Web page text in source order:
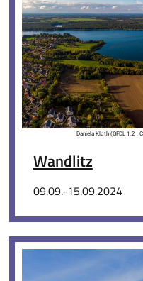
Daniela Kloth (GFDL 1.2 ,
Wandlitz
09.09.-15.09.2024